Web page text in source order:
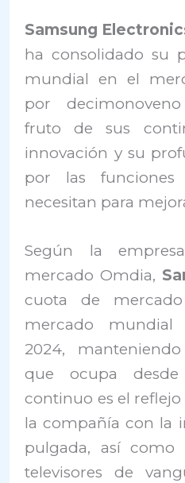
Samsung
ha consolidado su
mundial en el
por
fruto de sus
innovación y su
por las
necesitan para
Según la
mercado Omdia,
cuota de
mercado mundial
2024,
que ocupa
continuo es el
la compañía con la
pulgada, así
televisores de